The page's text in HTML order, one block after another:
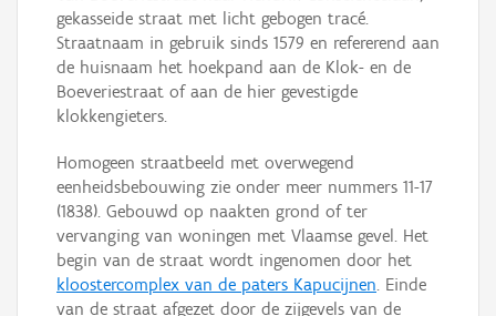
gekasseide straat met licht gebogen tracé.
Straatnaam in gebruik sinds 1579 en refererend aan
de huisnaam het hoekpand aan de Klok- en de
Boeveriestraat of aan de hier gevestigde
klokkengieters.
Homogeen straatbeeld met overwegend
eenheidsbebouwing zie onder meer nummers 11-17
(1838). Gebouwd op naakten grond of ter
vervanging van woningen met Vlaamse gevel. Het
begin van de straat wordt ingenomen door het
kloostercomplex van de paters Kapucijnen. Einde
van de straat afgezet door de zijgevels van de